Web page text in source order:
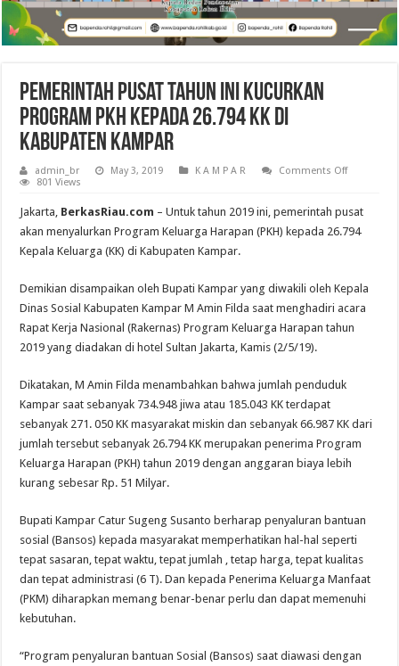
Pemerintah Pusat Tahun Ini Kucurkan
Program PKH kepada 26.794 KK di
Kabupaten Kampar
admin_br May 3, 2019 K A M P A R Comments Offon
Ini
Kucurkan
Program
KK
di
Kabupaten
801 Views
Jakarta, BerkasRiau.com – Untuk tahun 2019 ini, pemerintah pusat
akan menyalurkan Program Keluarga Harapan (PKH) kepada 26.794
Kepala Keluarga (KK) di Kabupaten Kampar.
Demikian disampaikan oleh Bupati Kampar yang diwakili oleh Kepala
Dinas Sosial Kabupaten Kampar M Amin Filda saat menghadiri acara
Rapat Kerja Nasional (Rakernas) Program Keluarga Harapan tahun
2019 yang diadakan di hotel Sultan Jakarta, Kamis (2/5/19).
Dikatakan, M Amin Filda menambahkan bahwa jumlah penduduk
Kampar saat sebanyak 734.948 jiwa atau 185.043 KK terdapat
sebanyak 271. 050 KK masyarakat miskin dan sebanyak 66.987 KK dari
jumlah tersebut sebanyak 26.794 KK merupakan penerima Program
Keluarga Harapan (PKH) tahun 2019 dengan anggaran biaya lebih
kurang sebesar Rp. 51 Milyar.
Bupati Kampar Catur Sugeng Susanto berharap penyaluran bantuan
sosial (Bansos) kepada masyarakat memperhatikan hal-hal seperti
tepat sasaran, tepat waktu, tepat jumlah , tetap harga, tepat kualitas
dan tepat administrasi (6 T). Dan kepada Penerima Keluarga Manfaat
(PKM) diharapkan memang benar-benar perlu dan dapat memenuhi
kebutuhan.
“Program penyaluran bantuan Sosial (Bansos) saat diawasi dengan